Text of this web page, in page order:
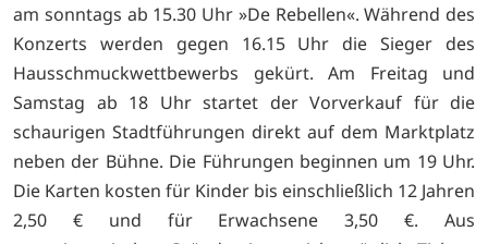
am sonntags ab 15.30 Uhr »De Rebellen«. Während des
Konzerts werden gegen 16.15 Uhr die Sieger des
Hausschmuckwettbewerbs gekürt. Am Freitag und
Samstag ab 18 Uhr startet der Vorverkauf für die
schaurigen Stadtführungen direkt auf dem Marktplatz
neben der Bühne. Die Führungen beginnen um 19 Uhr.
Die Karten kosten für Kinder bis einschließlich 12 Jahren
2,50 € und für Erwachsene 3,50 €. Aus